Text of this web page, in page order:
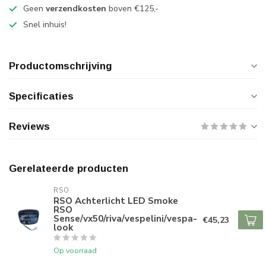
Geen verzendkosten boven €125,-
Snel inhuis!
Productomschrijving
Specificaties
Reviews
Gerelateerde producten
RSO
RSO Achterlicht LED Smoke
RSO
Sense/vx50/riva/vespelini/vespa-
look
Op voorraad
€45,23